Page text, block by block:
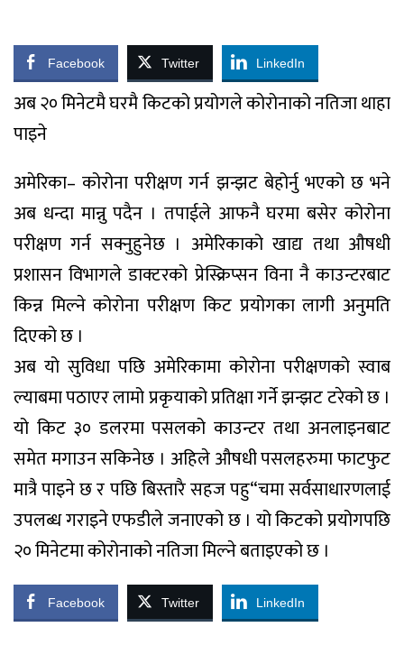
Facebook Twitter LinkedIn
अब २० मिनेटमै घरमै किटको प्रयोगले कोरोनाको नतिजा थाहा
पाइने
अमेरिका– कोरोना परीक्षण गर्न झन्झट बेहोर्नु भएको छ भने
अब धन्दा मान्नु पदैन । तपाईले आफनै घरमा बसेर कोरोना
परीक्षण गर्न सक्नुहुनेछ । अमेरिकाको खाद्य तथा औषधी
प्रशासन विभागले डाक्टरको प्रेस्क्रिप्सन विना नै काउन्टरबाट
किन्न मिल्ने कोरोना परीक्षण किट प्रयोगका लागी अनुमति
दिएको छ ।
अब यो सुविधा पछि अमेरिकामा कोरोना परीक्षणको स्वाब
ल्याबमा पठाएर लामो प्रकृयाको प्रतिक्षा गर्ने झन्झट टरेको छ ।
यो किट ३० डलरमा पसलको काउन्टर तथा अनलाइनबाट
समेत मगाउन सकिनेछ । अहिले औषधी पसलहरुमा फाटफुट
मात्रै पाइने छ र पछि बिस्तारै सहज पहु“चमा सर्वसाधारणलाई
उपलब्ध गराइने एफडीले जनाएको छ । यो किटको प्रयोगपछि
२० मिनेटमा कोरोनाको नतिजा मिल्ने बताइएको छ ।
Facebook Twitter LinkedIn